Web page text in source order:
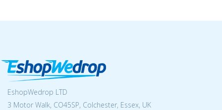
EshopWedrop LTD
3 Motor Walk, CO45SP, Colchester, Essex, UK